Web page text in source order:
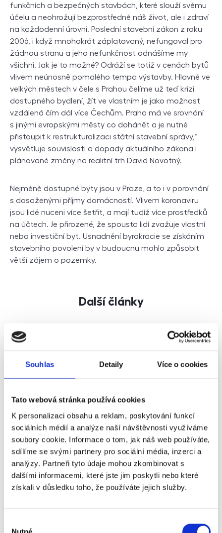
Souhlas Detaily Více o cookies
Tato webová stránka používá cookies
K personalizaci obsahu a reklam, poskytování funkcí
sociálních médií a analýze naší návštěvnosti využíváme
soubory cookie. Informace o tom, jak náš web používáte,
sdílíme se svými partnery pro sociální média, inzerci a
analýzy. Partneři tyto údaje mohou zkombinovat s
dalšími informacemi, které jste jim poskytli nebo které
získali v důsledku toho, že používáte jejich služby.
Nutné
funkčních a bezpečných stavbách, které slouží svému
účelu a neohrožují bezprostředně náš život, ale i zdraví
na každodenní úrovni. Poslední stavební zákon z roku
2006, i když mnohokrát záplatovaný, nefungoval pro
žádnou stranu a jeho nefunkčnost odnášíme my
všichni. Jak je to možné? Odráží se totiž v cenách bytů
vlivem neúnosně pomalého tempa výstavby. Hlavně ve
velkých městech v čele s Prahou čelíme už teď krizi
dostupného bydlení, žít ve vlastním je jako možnost
vzdálená čím dál více Čechům. Praha má ve srovnání
s jinými evropskými městy co dohánět a je nutné
přistoupit k restrukturalizaci státní stavební správy,“
vysvětluje souvislosti a dopady aktuálního zákona i
plánované změny na realitní trh David Novotný.
Nejméně dostupné byty jsou v Praze, a to i v porovnání
s dosaženými příjmy domácností. Vlivem koronaviru
jsou lidé nuceni více šetřit, a mají tudíž více prostředků
na účtech. Je přirozené, že spousta lidí zvažuje vlastní
nebo investiční byt. Usnadnění byrokracie se získáním
stavebního povolení by v budoucnu mohlo způsobit
větší zájem o pozemky.
Další články
Kauce: Co to je a jaká má specifika?
Kauce, známá také jako jistota, je důležitým prvkem při
uzavírání nájemní smlouvy. Představuje finanční záruku
pro pronajímatele v případě neplacení nájmu nebo